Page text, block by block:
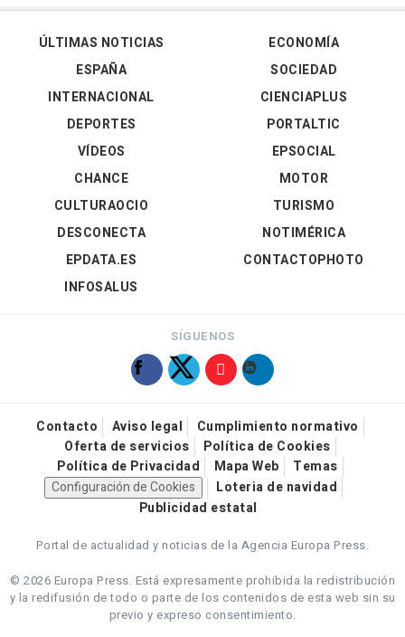
ÚLTIMAS NOTICIAS
ESPAÑA
INTERNACIONAL
DEPORTES
VÍDEOS
ECONOMÍA
SOCIEDAD
CIENCIAPLUS
PORTALTIC
EPSOCIAL
CHANCE
CULTURAOCIO
DESCONECTA
EPDATA.ES
INFOSALUS
MOTOR
TURISMO
NOTIMÉRICA
CONTACTOPHOTO
SÍGUENOS
Contacto Aviso legal
Cumplimiento normativo
Oferta de servicios
Política de Cookies
Política de Privacidad
Mapa Web
Temas
Configuración de Cookies
Loteria de navidad
Publicidad estatal
Portal de actualidad y noticias de la Agencia Europa Press.
© 2026 Europa Press. Está expresamente prohibida la redistribución
y la redifusión de todo o parte de los contenidos de esta web sin su
previo y expreso consentimiento.